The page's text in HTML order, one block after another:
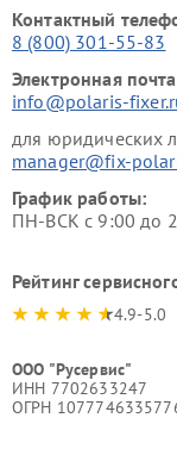
Контактный
8 (800) 301-55-83
Электронная
info@polaris-
для юридических
manager@fix-
График работы:
ПН-ВСК с 9:00 до
Рейтинг
4.9-5.0
ООО "Русервис"
ИНН 7702633247
ОГРН